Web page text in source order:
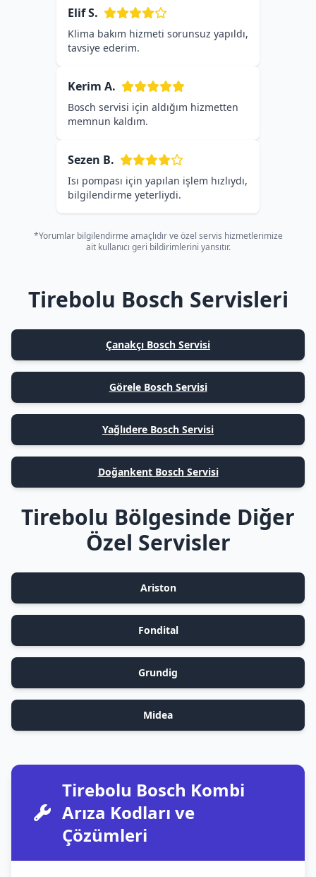
Elif S.
Klima bakım hizmeti sorunsuz yapıldı,
tavsiye ederim.
Kerim A.
Bosch servisi için aldığım hizmetten
memnun kaldım.
Sezen B.
Isı pompası için yapılan işlem hızlıydı,
bilgilendirme yeterliydi.
*Yorumlar bilgilendirme amaçlıdır ve özel servis hizmetlerimize
ait kullanıcı geri bildirimlerini yansıtır.
Tirebolu Bosch Servisleri
Çanakçı Bosch Servisi
Görele Bosch Servisi
Yağlıdere Bosch Servisi
Doğankent Bosch Servisi
Tirebolu Bölgesinde Diğer
Özel Servisler
Ariston
Fondital
Grundig
Midea
Tirebolu Bosch Kombi
Arıza Kodları ve
Çözümleri